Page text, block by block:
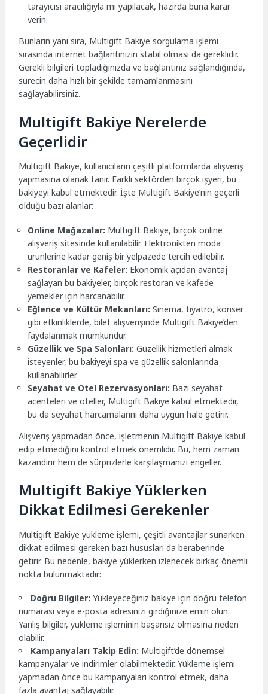
tarayıcısı aracılığıyla mı yapılacak, hazırda buna karar
verin.
Bunların yanı sıra, Multigift Bakiye sorgulama işlemi
sırasında internet bağlantınızın stabil olması da gereklidir.
Gerekli bilgileri topladığınızda ve bağlantınız sağlandığında,
sürecin daha hızlı bir şekilde tamamlanmasını
sağlayabilirsiniz.
Multigift Bakiye Nerelerde
Geçerlidir
Multigift Bakiye, kullanıcıların çeşitli platformlarda alışveriş
yapmasına olanak tanır. Farklı sektörden birçok işyeri, bu
bakiyeyi kabul etmektedir. İşte Multigift Bakiye’nin geçerli
olduğu bazı alanlar:
Online Mağazalar: Multigift Bakiye, birçok online
alışveriş sitesinde kullanılabilir. Elektronikten moda
ürünlerine kadar geniş bir yelpazede tercih edilebilir.
Restoranlar ve Kafeler: Ekonomik açıdan avantaj
sağlayan bu bakiyeler, birçok restoran ve kafede
yemekler için harcanabilir.
Eğlence ve Kültür Mekanları: Sinema, tiyatro, konser
gibi etkinliklerde, bilet alışverişinde Multigift Bakiye’den
faydalanmak mümkündür.
Güzellik ve Spa Salonları: Güzellik hizmetleri almak
isteyenler, bu bakiyeyi spa ve güzellik salonlarında
kullanabilirler.
Seyahat ve Otel Rezervasyonları: Bazı seyahat
acenteleri ve oteller, Multigift Bakiye kabul etmektedir,
bu da seyahat harcamalarını daha uygun hale getirir.
Alışveriş yapmadan önce, işletmenin Multigift Bakiye kabul
edip etmediğini kontrol etmek önemlidir. Bu, hem zaman
kazandırır hem de sürprizlerle karşılaşmanızı engeller.
Multigift Bakiye Yüklerken
Dikkat Edilmesi Gerekenler
Multigift Bakiye yükleme işlemi, çeşitli avantajlar sunarken
dikkat edilmesi gereken bazı hususları da beraberinde
getirir. Bu nedenle, bakiye yüklerken izlenecek birkaç önemli
nokta bulunmaktadır:
Doğru Bilgiler: Yükleyeceğiniz bakiye için doğru telefon
numarası veya e-posta adresinizi girdiğinize emin olun.
Yanlış bilgiler, yükleme işleminin başarısız olmasına neden
olabilir.
Kampanyaları Takip Edin: Multigift’de dönemsel
kampanyalar ve indirimler olabilmektedir. Yükleme işlemi
yapmadan önce bu kampanyaları kontrol etmek, daha
fazla avantaj sağlayabilir.